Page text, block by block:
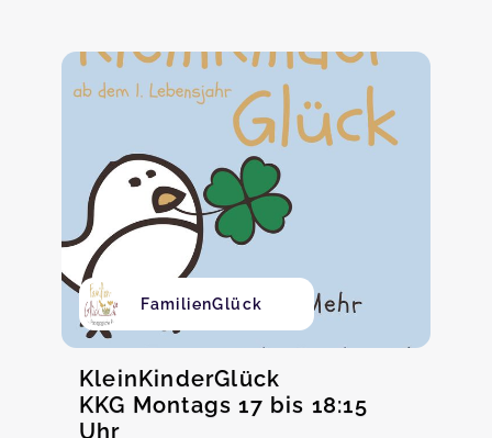
FamilienGlück
KleinKinderGlück
KKG Montags 17 bis 18:15
Uhr